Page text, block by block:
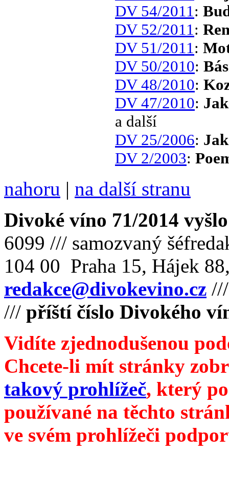
DV 54/2011 :
DV 52/2011 :
DV 51/2011 :
DV 50/2010:
DV 48/2010:
DV 47/2010:
a další
DV 25/2006:
DV 2/2003:
nahoru | na další stranu
Divoké víno 71/2014
6099 /// samozvaný
104 00 Praha 15, Hájek
redakce@divokevino.cz
/// příští číslo Divokého
Vidíte zjednodušenou
Chcete-li mít stránky
takový prohlížeč, který
používané na těchto
ve svém prohlížeči